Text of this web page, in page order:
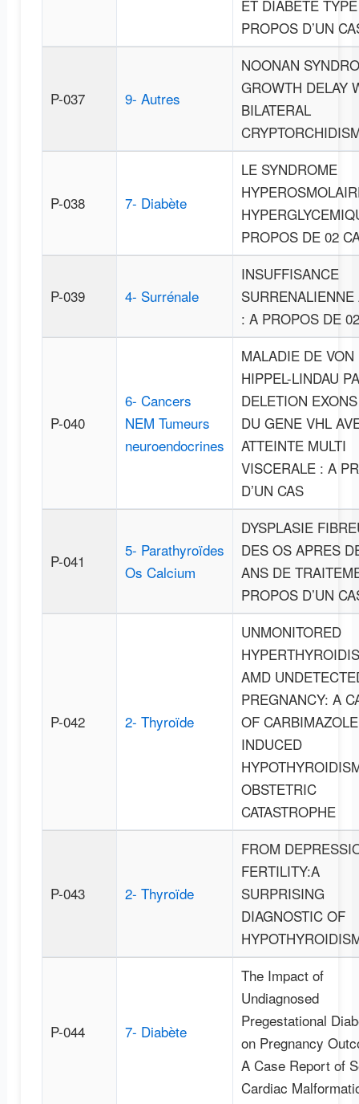
ET DIABETE
PROPOS D’UN
P-037 9- Autres
NOONAN
GROWTH DELAY
BILATERAL
P-038 7- Diabète
LE SYNDROME
PROPOS DE 02
P-039 4- Surrénale
INSUFFISANCE
: A PROPOS DE
P-040
6- Cancers
NEM Tumeurs
neuroendocrines
MALADIE DE VON
HIPPEL-LINDAU
DELETION
DU GENE VHL
ATTEINTE MULTI
VISCERALE : A
D’UN CAS
P-041
5- Parathyroïdes
Os Calcium
DYSPLASIE
DES OS APRES
ANS DE
PROPOS D’UN
P-042 2- Thyroïde
UNMONITORED
AMD
PREGNANCY: A
OF CARBIMAZOLE
INDUCED
OBSTETRIC
CATASTROPHE
P-043 2- Thyroïde
FROM
FERTILITY:A
SURPRISING
DIAGNOSTIC OF
P-044 7- Diabète
The Impact of
Undiagnosed
Pregestational
on Pregnancy
A Case Report of
Cardiac